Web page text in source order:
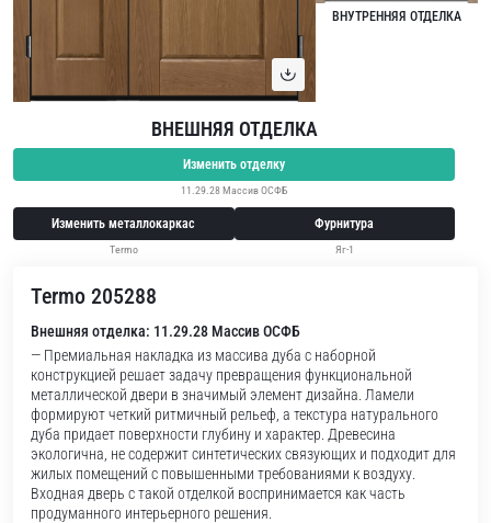
ВНУТРЕННЯЯ ОТДЕЛКА
ВНЕШНЯЯ ОТДЕЛКА
Изменить отделку
11.29.28 Массив ОСФБ
Изменить металлокаркас
Termo
Фурнитура
Яг-1
Termo 205288
Внешняя отделка: 11.29.28 Массив ОСФБ
— Премиальная накладка из массива дуба с наборной
конструкцией решает задачу превращения функциональной
металлической двери в значимый элемент дизайна. Ламели
формируют четкий ритмичный рельеф, а текстура натурального
дуба придает поверхности глубину и характер. Древесина
экологична, не содержит синтетических связующих и подходит для
жилых помещений с повышенными требованиями к воздуху.
Входная дверь с такой отделкой воспринимается как часть
продуманного интерьерного решения.